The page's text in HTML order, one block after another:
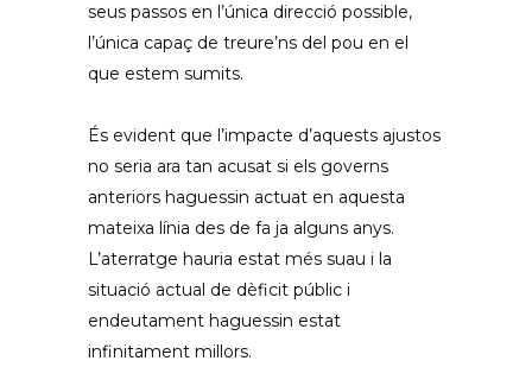
seus passos en l’única direcció possible,
l’única capaç de treure’ns del pou en el
que estem sumits.
És evident que l’impacte d’aquests ajustos
no seria ara tan acusat si els governs
anteriors haguessin actuat en aquesta
mateixa línia des de fa ja alguns anys.
L’aterratge hauria estat més suau i la
situació actual de dèficit públic i
endeutament haguessin estat
infinitament millors.